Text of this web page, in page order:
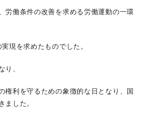
労働条件の改善を求める労働運動の一環
現を求めたものでした。
り、
権利を守るための象徴的な日となり、国
ました。